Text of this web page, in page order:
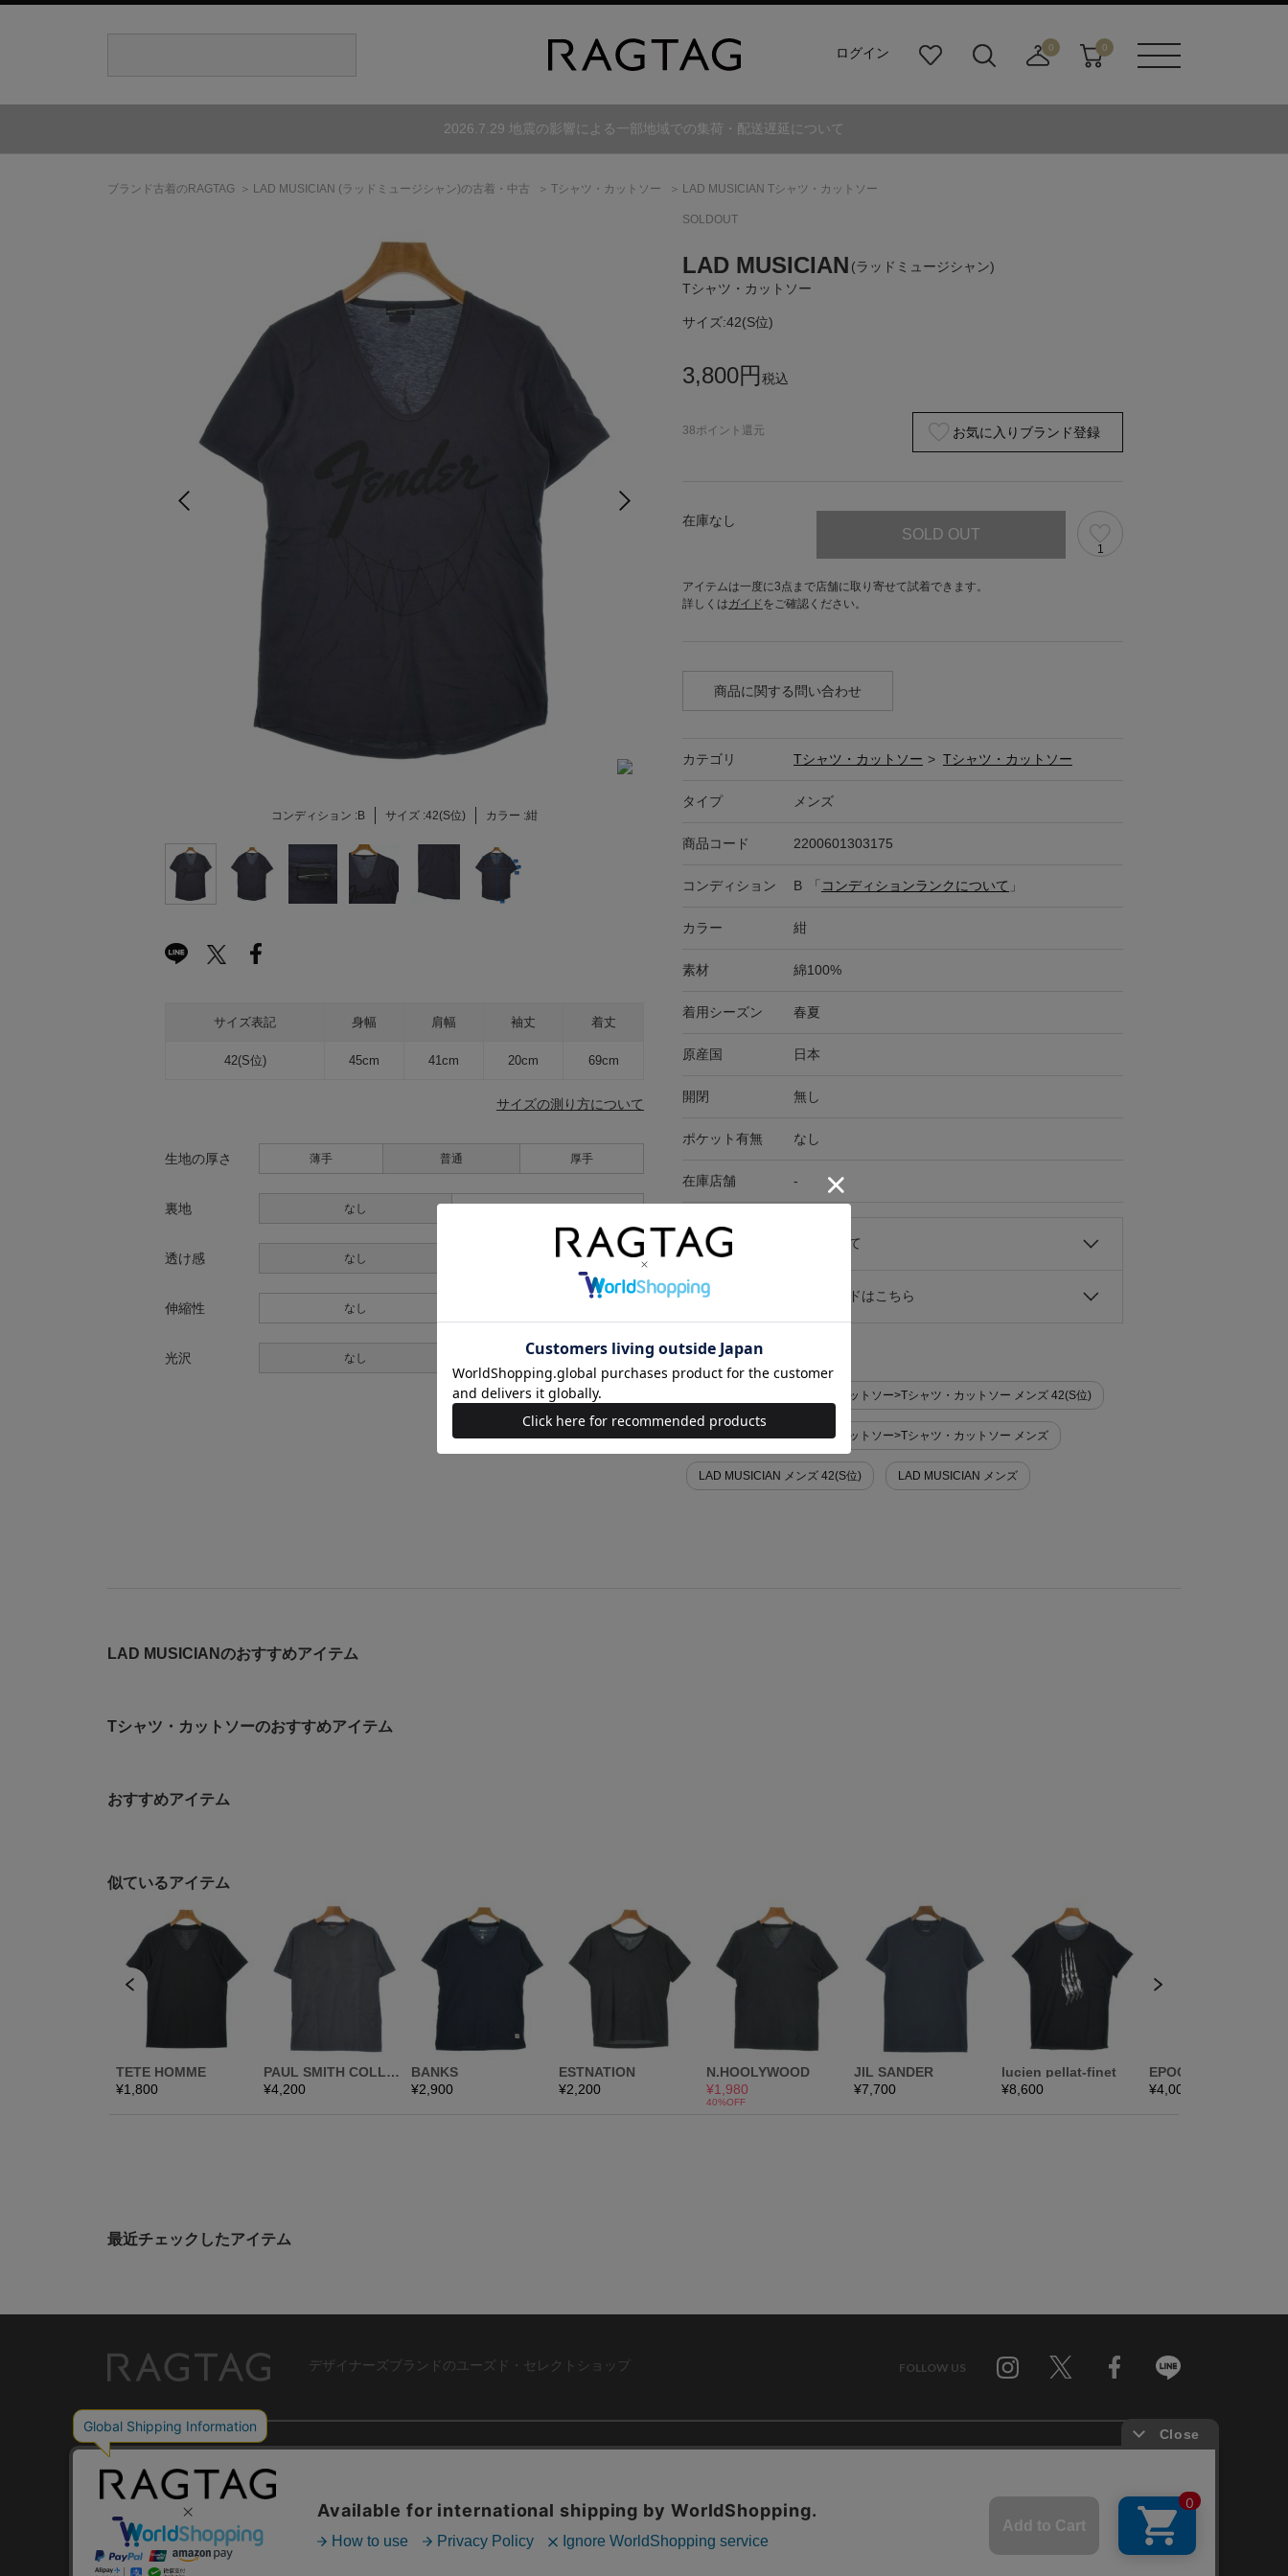
ログイン
り
ダ
0
寄
0
2026.7.29 地震の影響による一部地域での集荷・配送遅延について
ブランド古着のRAGTAG LAD MUSICIAN (ラッドミュージシャン)の古着・中古 Tシャツ・カットソー LAD MUSICIAN Tシャツ・カットソー
コンディション :B サイズ :42(S位) カラー :紺
サイズ表記 身幅 肩幅 袖丈 着丈
42(S位) 45cm 41cm 20cm 69cm
サイズの測り方について
生地の厚さ 薄手 普通 厚手
裏地 なし
透け感 なし あり
伸縮性 なし
光沢 なし あり
SOLDOUT
LAD MUSICIAN (ラッドミュージシャン)
Tシャツ・カットソー
サイズ:42(S位)
3,800円税込
38ポイント還元 お気に入りブランド登録
在庫なし
SOLD OUT
1
アイテムは一度に3点まで店舗に取り寄せて試着できます。
詳しくはガイド をご確認ください。
商品に関する問い合わせ
カテゴリ Tシャツ・カットソー > Tシャツ・カットソー
タイプ メンズ
商品コード 2200601303175
コンディション B 「 コンディションランクについて 」
カラー 紺
素材 綿100%
着用シーズン 春夏
原産国 日本
開閉 無し
ポケット有無 なし
在庫店舗 -
キャンセル・返品について
お買い物時のご利用ガイドはこちら
似た条件で検索
LAD MUSICIAN Tシャツ・カットソー>Tシャツ・カットソー メンズ 42(S位)
LAD MUSICIAN Tシャツ・カットソー>Tシャツ・カットソー メンズ
LAD MUSICIAN メンズ 42(S位) LAD MUSICIAN メンズ
LAD MUSICIANのおすすめアイテム
Tシャツ・カットソーのおすすめアイテム
おすすめアイテム
最近チェックしたアイテム
デザイナーズブランドのユーズド・セレクトショップ FOLLOW US
USER GUIDE
ご利用ガイド
レビュー
コーポレートサイト
会社概要
RAGTAG MEMBER'S CARD